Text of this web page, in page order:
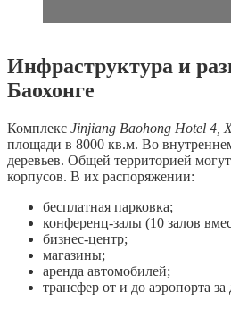
Инфраструктура и
Баохонге
Комплекс Jinjiang Baohong Hotel 4,
площади в 8000 кв.м. Во
деревьев. Общей территорией
корпусов. В их распоряжении:
бесплатная парковка;
конференц-залы (10 залов
бизнес-центр;
магазины;
аренда автомобилей;
трансфер от и до аэропорта за